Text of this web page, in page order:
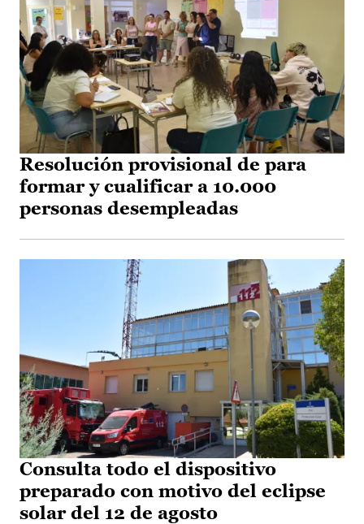
Resolución provisional de para
formar y cualificar a 10.000
personas desempleadas
Consulta todo el dispositivo
preparado con motivo del eclipse
solar del 12 de agosto